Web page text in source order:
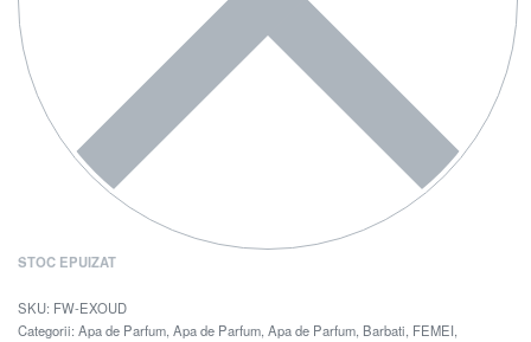
STOC EPUIZAT
FW-EXOUD
Categorii: Apa de Parfum, Apa de Parfum, Apa de Parfum, Barbati, FEMEI,